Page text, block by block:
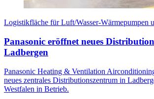
Logistikfläche für Luft/Wasser-Wärmepumpen
Panasonic eröffnet neues
Ladbergen
Panasonic Heating & Ventilation
neues zentrales Distributionszentrum in
Westfalen in Betrieb.